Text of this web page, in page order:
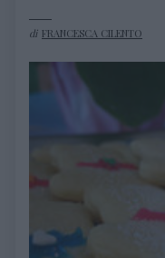
di FRANCESCA CILENTO